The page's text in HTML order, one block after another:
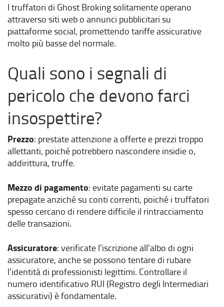
I truffatori di Ghost Broking solitamente operano
attraverso siti web o annunci pubblicitari su
piattaforme social, promettendo tariffe assicurative
molto più basse del normale.
Quali sono i segnali di
pericolo che devono farci
insospettire?
Prezzo: prestate attenzione a offerte e prezzi troppo
allettanti, poiché potrebbero nascondere insidie o,
addirittura, truffe.
Mezzo di pagamento: evitate pagamenti su carte
prepagate anziché su conti correnti, poiché i truffatori
spesso cercano di rendere difficile il rintracciamento
delle transazioni.
Assicuratore: verificate l'iscrizione all'albo di ogni
assicuratore, anche se possono tentare di rubare
l'identità di professionisti legittimi. Controllare il
numero identificativo RUI (Registro degli Intermediari
assicurativi) è fondamentale.